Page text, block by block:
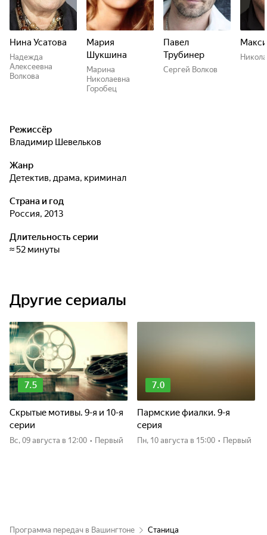
неофициальная - клан бизнесменов Волковых.
Нина Усатова
Надежда
Алексеевна
Волкова
Мария
Шукшина
Марина
Николаевна
Горобец
Павел
Трубинер
Сергей Волков
Режиссёр
Владимир Шевельков
Жанр
детектив, драма, криминал
Страна и год
Россия, 2013
Длительность серии
≈ 52 минуты
Другие сериалы
7.5
Скрытые мотивы. 9-я и 10-я
серии
вс, 09 августа в 12:00 • Первый
7.0
Пармские фиалки. 9-я
серия
пн, 10 августа в 15:00 • Первый
Программа передач в Вашингтоне Станица